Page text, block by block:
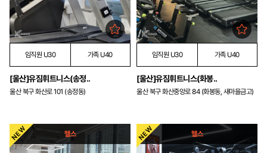
임직원 U30 가족 U40
[울산]유짐휘트니스(송정..
울산 북구 화산로 101 (송정동)
임직원 U30 가족 U40
[울산]유짐휘트니스(화봉..
울산 북구 화산중앙로 84 (화봉동, 새마을금고)
헬스 헬스